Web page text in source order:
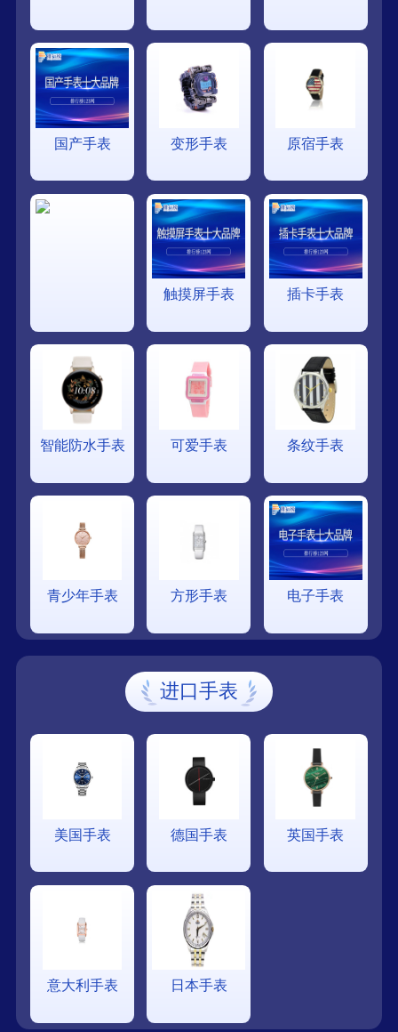
国产手表 变形手表 原宿手表
触摸屏手表 插卡手表
智能防水手表 可爱手表 条纹手表
青少年手表 方形手表 电子手表
进口手表
美国手表 德国手表 英国手表
意大利手表 日本手表